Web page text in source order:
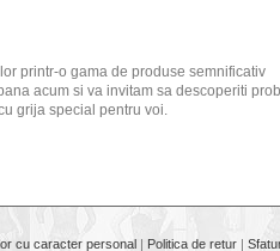
printr-o gama de produse semnificativ
acum si va invitam sa descoperiti
grija special pentru voi.
cu caracter personal | Politica de retur |